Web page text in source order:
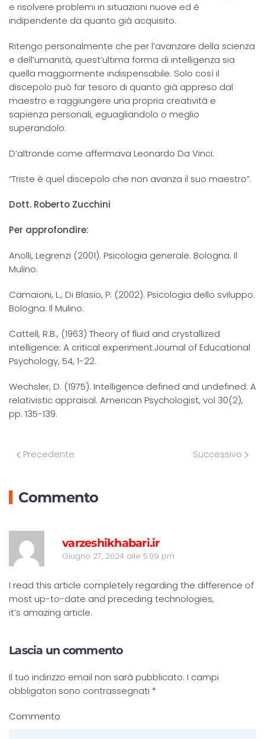
e risolvere problemi in situazioni nuove ed è
indipendente da quanto già acquisito.
Ritengo personalmente che per l’avanzare della scienza
e dell’umanità, quest’ultima forma di intelligenza sia
quella maggiormente indispensabile. Solo così il
discepolo può far tesoro di quanto già appreso dal
maestro e raggiungere una propria creatività e
sapienza personali, eguagliandolo o meglio
superandolo.
D’altronde come affermava Leonardo Da Vinci:
“Triste è quel discepolo che non avanza il suo maestro”.
Dott. Roberto Zucchini
Per approfondire:
Anolli, Legrenzi (2001). Psicologia generale. Bologna: Il
Mulino.
Camaioni, L., Di Blasio, P. (2002). Psicologia dello sviluppo.
Bologna: Il Mulino.
Cattell, R.B., (1963) Theory of fluid and crystallized
intelligence: A critical experiment.Journal of Educational
Psychology, 54, 1-22.
Wechsler, D. (1975). Intelligence defined and undefined: A
relativistic appraisal. American Psychologist, vol 30(2),
pp. 135-139.
Precedente Successivo
Commento
varzeshikhabari.ir
Giugno 27, 2024 alle 5:09 pm
I read this article completely regarding the difference of
most up-to-date and preceding technologies,
it’s amazing article.
Lascia un commento
Il tuo indirizzo email non sarà pubblicato. I campi
obbligatori sono contrassegnati *
Commento